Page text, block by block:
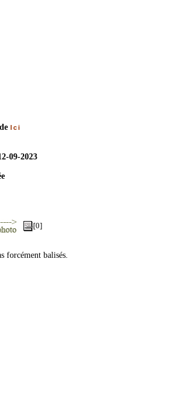
Ici
09-2023
[0]
forcément balisés.